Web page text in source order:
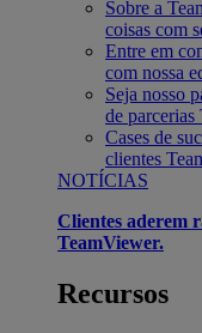
Sobre a
coisas com
Entre em
com nossa
Seja nosso
de parcerias
Cases de
clientes
NOTÍCIAS
Clientes aderem
TeamViewer.
Recursos